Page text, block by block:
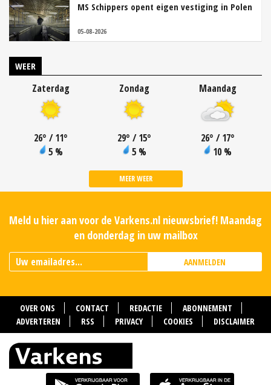
MS Schippers opent eigen vestiging in Polen
05-08-2026
WEER
Zaterdag
26° / 11°
5 %
Zondag
29° / 15°
5 %
Maandag
26° / 17°
10 %
MEER WEER
Meld u hier aan voor de Varkens.nl nieuwsbrief! Maandag
en donderdag in uw mailbox
AANMELDEN
OVER ONS CONTACT REDACTIE
ABONNEMENT
ADVERTEREN
RSS PRIVACY COOKIES DISCLAIMER